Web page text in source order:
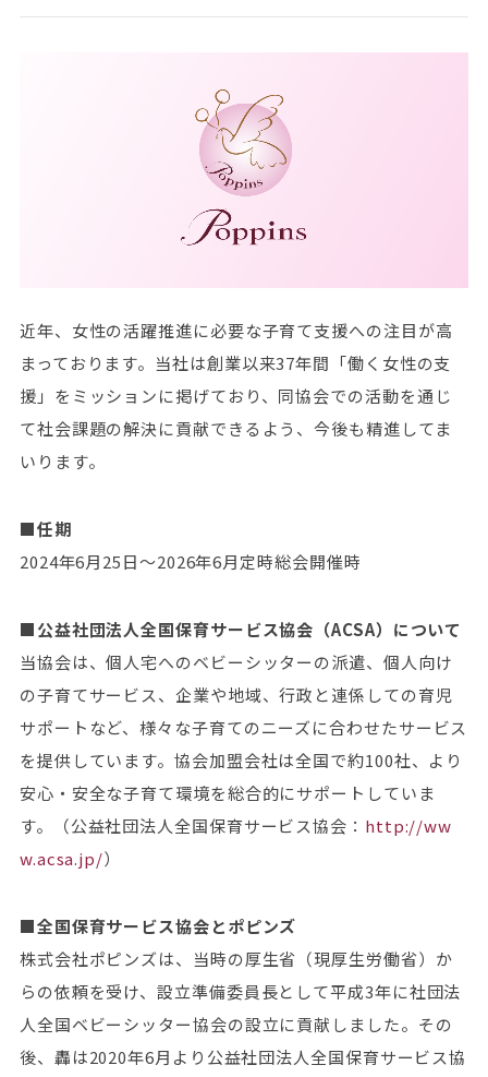
近年、女性の活躍推進に必要な子育て支援への注目が高
まっております。当社は創業以来37年間「働く女性の支
援」をミッションに掲げており、同協会での活動を通じ
て社会課題の解決に貢献できるよう、今後も精進してま
いります。
■任期
2024年6月25日～2026年6月定時総会開催時
■公益社団法人全国保育サービス協会（ACSA）について
当協会は、個人宅へのベビーシッターの派遣、個人向け
の子育てサービス、企業や地域、行政と連係しての育児
サポートなど、様々な子育てのニーズに合わせたサービス
を提供しています。協会加盟会社は全国で約100社、より
安心・安全な子育て環境を総合的にサポートしていま
す。（公益社団法人全国保育サービス協会： http://ww
w.acsa.jp/）
■全国保育サービス協会とポピンズ
株式会社ポピンズは、当時の厚生省（現厚生労働省）か
らの依頼を受け、設立準備委員長として平成3年に社団法
人全国ベビーシッター協会の設立に貢献しました。その
後、轟は2020年6月より公益社団法人全国保育サービス協